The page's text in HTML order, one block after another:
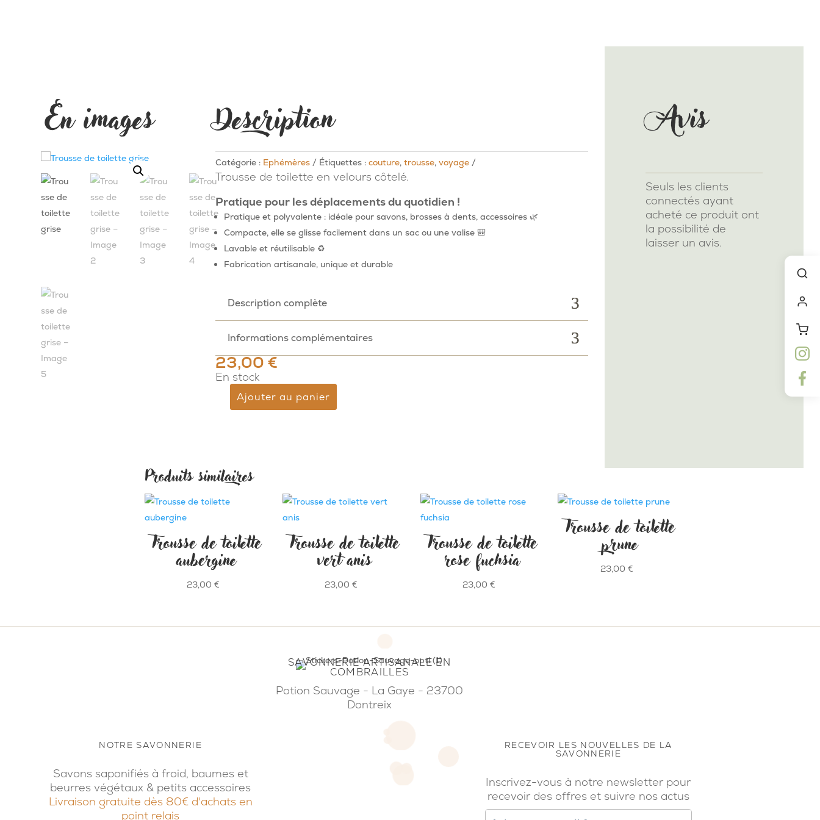
En images Description
Catégorie : Ephémères Étiquettes : couture, trousse, voyage
Trousse de toilette en velours côtelé.
Pratique pour les déplacements du quotidien !
Pratique et polyvalente : idéale pour savons, brosses à dents, accessoires 🌿
Compacte, elle se glisse facilement dans un sac ou une valise 🎒
Lavable et réutilisable ♻️
Fabrication artisanale, unique et durable
Description complète
Informations complémentaires
23,00€
En stock
quantité
grise
Ajouter au panier
Avis
Seuls les clients
connectés ayant
acheté ce produit ont
la possibilité de
laisser un avis.
Produits similaires
Trousse de toilette
aubergine
23,00€
Trousse de toilette
vert anis
23,00€
Trousse de toilette
rose fuchsia
23,00 €
Trousse de toilette
prune
23,00 €
NOTRE SAVONNERIE
Savons saponifiés à froid, baumes et
beurres végétaux & petits accessoires
Livraison gratuite dès 80€ d'achats en
point relais
SAVONNERIE ARTISANALE EN
COMBRAILLES
Potion Sauvage - La Gaye - 23700
Dontreix
RECEVOIR LES NOUVELLES DE LA
SAVONNERIE
Inscrivez-vous à notre newsletter pour
recevoir des offres et suivre nos actus